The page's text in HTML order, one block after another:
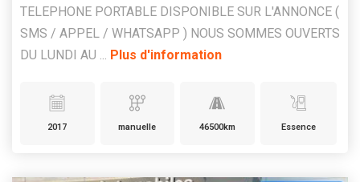
TELEPHONE PORTABLE DISPONIBLE SUR L'ANNONCE (
SMS / APPEL / WHATSAPP ) NOUS SOMMES OUVERTS
DU LUNDI AU ... Plus d'information
2017 manuelle 46500km Essence